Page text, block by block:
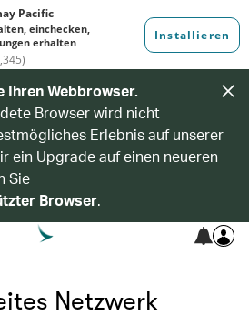
Ihren Webbrowser.
Browser wird nicht
Erlebnis auf unserer
ein Upgrade auf einen neueren
Sie
Browser.
Netzwerk